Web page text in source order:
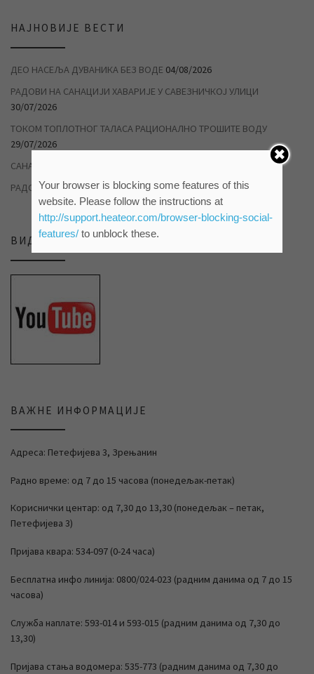
НАЈНОВИЈЕ ВЕСТИ
ДЕО НАСЕЉА ДУВАНИКА БЕЗ ВОДЕ 04/08/2026
РАДОВИ НА САНАЦИЈИ ХАВАРИЈЕ У САВЕЗНИЧКОЈ УЛИЦИ
30/07/2026
ТОКОМ ТОПЛОТНОГ ТАЛАСА РАЦИОНАЛНО ТРОШИТЕ ВОДУ
29/07/2026
САНАЦИЈА КВАРА У НАСЕЉУ Д3
РАДОВИ НА ДУВАНИЦИ 14/07/2026
ВИДЕО ПРИЛОЗИ НА НАШЕМ ЈУТЈУБ КАНАЛУ
ВАЖНЕ ИНФОРМАЦИЈЕ
Адреса: Петефијева 3, Зрењанин
Радно време: од 7 до 15 часова (понедељак-петак)
Кориснички центар: од 7,30 до 13,30 (понедељак – петак,
Петефијева 3)
Пријава квара: 534-097 (0-24 часа)
Бесплатна инфо линија: 0800/024-023 (радним данима од 7 до 15
часова)
Служба наплате: 593-014 и 593-015 (радним данима од 7,30 до
13,30)
Пријава стања водомера: 535-773 (радним данима од 7,30 до
Your browser is blocking some features of this
website. Please follow the instructions at
http://support.heateor.com/browser-blocking-social-
features/to unblock these.